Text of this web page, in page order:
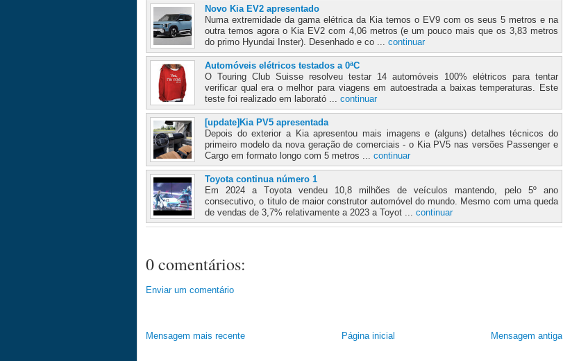
Novo Kia EV2 apresentado
Numa extremidade da gama elétrica da Kia temos o EV9 com os seus 5 metros e na
outra temos agora o Kia EV2 com 4,06 metros (e um pouco mais que os 3,83 metros
do primo Hyundai Inster). Desenhado e co ... continuar
Automóveis elétricos testados a 0ªC
O Touring Club Suisse resolveu testar 14 automóveis 100% elétricos para tentar
verificar qual era o melhor para viagens em autoestrada a baixas temperaturas. Este
teste foi realizado em laborató ... continuar
[update]Kia PV5 apresentada
Depois do exterior a Kia apresentou mais imagens e (alguns) detalhes técnicos do
primeiro modelo da nova geração de comerciais - o Kia PV5 nas versões Passenger e
Cargo em formato longo com 5 metros ... continuar
Toyota continua número 1
Em 2024 a Toyota vendeu 10,8 milhões de veículos mantendo, pelo 5º ano
consecutivo, o titulo de maior construtor automóvel do mundo. Mesmo com uma queda
de vendas de 3,7% relativamente a 2023 a Toyot ... continuar
0 comentários:
Enviar um comentário
Mensagem mais recente Mensagem antiga
Página inicial